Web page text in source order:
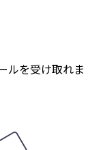
ルを受け取れま